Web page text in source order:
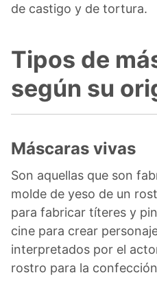
de castigo y de tortura.
Tipos de
según su
Máscaras vivas
Son aquellas que son
molde de yeso de un
para fabricar títeres y
cine para crear
interpretados por el
rostro para la